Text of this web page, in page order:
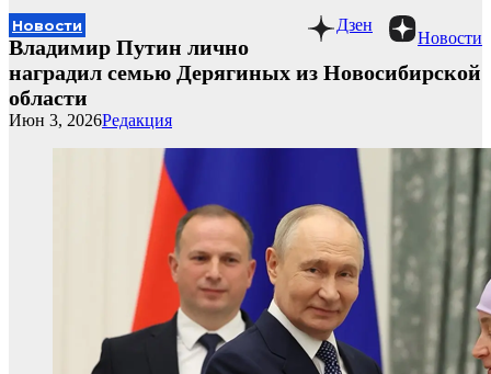
Новости
Дзен
Новости
Владимир Путин лично
наградил семью Дерягиных из Новосибирской
области
Редакция
Июн 3, 2026